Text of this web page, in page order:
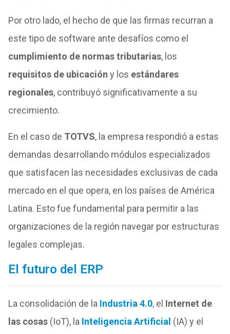
Por otro lado, el hecho de que las firmas recurran a
este tipo de software ante desafíos como el
cumplimiento de normas tributarias, los
requisitos de ubicación y los estándares
regionales, contribuyó significativamente a su
crecimiento.
En el caso de TOTVS, la empresa respondió a estas
demandas desarrollando módulos especializados
que satisfacen las necesidades exclusivas de cada
mercado en el que opera, en los países de América
Latina. Esto fue fundamental para permitir a las
organizaciones de la región navegar por estructuras
legales complejas.
El futuro del ERP
La consolidación de la Industria 4.0, el Internet de
las cosas(IoT), la Inteligencia Artificial (IA) y el